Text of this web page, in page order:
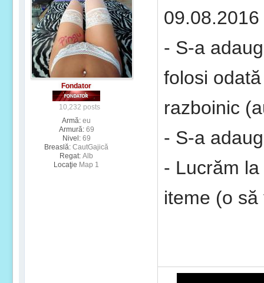
Fondator
10,232 posts
Armă: eu
Armură: 69
Nivel: 69
Breaslă: CautGajică
Regat: Alb
Locaţie Map 1
09.08.2016
- S-a
folosi
razboinic
- S-a
- Lucrăm
iteme (o